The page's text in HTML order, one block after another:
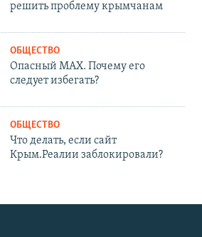
решить проблему крымчанам
ОБЩЕСТВО
Опасный MAX. Почему его
следует избегать?
ОБЩЕСТВО
Что делать, если сайт
Крым.Реалии заблокировали?